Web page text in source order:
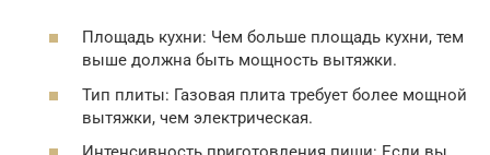
Площадь кухни: Чем больше площадь кухни, тем
выше должна быть мощность вытяжки.
Тип плиты: Газовая плита требует более мощной
вытяжки, чем электрическая.